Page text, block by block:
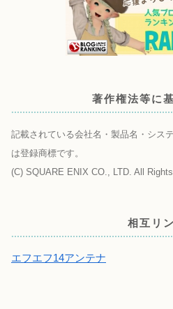
著作権法等に
記載されている会社名・製品名・シス
は登録商標です。
(C) SQUARE ENIX CO., LTD. All Rights
相互リ
エフエフ14アンテナ